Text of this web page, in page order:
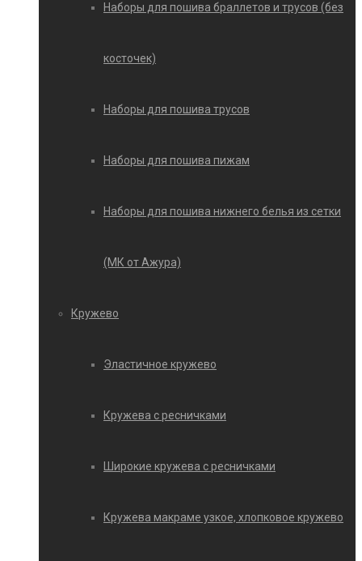
Наборы для пошива браллетов и трусов (без
косточек)
Наборы для пошива трусов
Наборы для пошива пижам
Наборы для пошива нижнего белья из сетки
(МК от Ажура)
Кружево
Эластичное кружево
Кружева с ресничками
Широкие кружева с ресничками
Кружева макраме узкое, хлопковое кружево